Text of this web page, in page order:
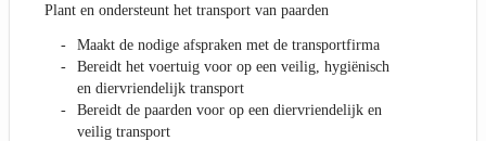
Plant en ondersteunt het transport van paarden
Maakt de nodige afspraken met de transportfirma
Bereidt het voertuig voor op een veilig, hygiënisch
en diervriendelijk transport
Bereidt de paarden voor op een diervriendelijk en
veilig transport